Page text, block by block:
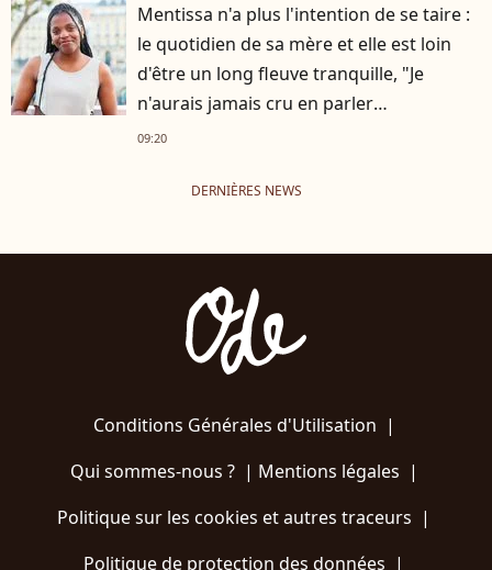
Mentissa n'a plus l'intention de se taire :
le quotidien de sa mère et elle est loin
d'être un long fleuve tranquille, "Je
n'aurais jamais cru en parler
publiquement"
09:20
DERNIÈRES NEWS
Conditions Générales d'Utilisation |
Qui sommes-nous ?| Mentions légales |
Politique sur les cookies et autres traceurs |
Politique de protection des données |